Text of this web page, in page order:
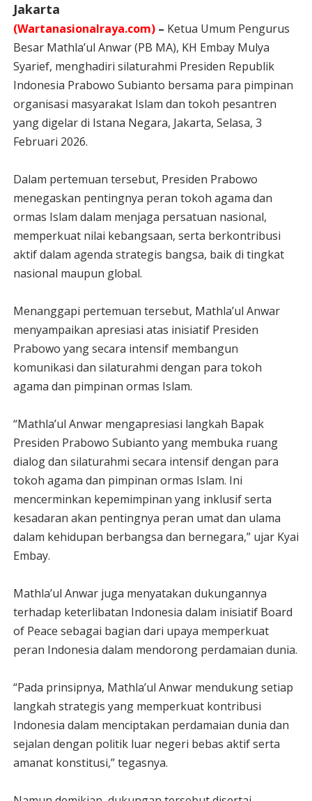
Jakarta
(Wartanasionalraya.com)– Ketua Umum Pengurus
Besar Mathla’ul Anwar (PB MA), KH Embay Mulya
Syarief, menghadiri silaturahmi Presiden Republik
Indonesia Prabowo Subianto bersama para pimpinan
organisasi masyarakat Islam dan tokoh pesantren
yang digelar di Istana Negara, Jakarta, Selasa, 3
Februari 2026.
Dalam pertemuan tersebut, Presiden Prabowo
menegaskan pentingnya peran tokoh agama dan
ormas Islam dalam menjaga persatuan nasional,
memperkuat nilai kebangsaan, serta berkontribusi
aktif dalam agenda strategis bangsa, baik di tingkat
nasional maupun global.
Menanggapi pertemuan tersebut, Mathla’ul Anwar
menyampaikan apresiasi atas inisiatif Presiden
Prabowo yang secara intensif membangun
komunikasi dan silaturahmi dengan para tokoh
agama dan pimpinan ormas Islam.
“Mathla’ul Anwar mengapresiasi langkah Bapak
Presiden Prabowo Subianto yang membuka ruang
dialog dan silaturahmi secara intensif dengan para
tokoh agama dan pimpinan ormas Islam. Ini
mencerminkan kepemimpinan yang inklusif serta
kesadaran akan pentingnya peran umat dan ulama
dalam kehidupan berbangsa dan bernegara,” ujar Kyai
Embay.
Mathla’ul Anwar juga menyatakan dukungannya
terhadap keterlibatan Indonesia dalam inisiatif Board
of Peace sebagai bagian dari upaya memperkuat
peran Indonesia dalam mendorong perdamaian dunia.
“Pada prinsipnya, Mathla’ul Anwar mendukung setiap
langkah strategis yang memperkuat kontribusi
Indonesia dalam menciptakan perdamaian dunia dan
sejalan dengan politik luar negeri bebas aktif serta
amanat konstitusi,” tegasnya.